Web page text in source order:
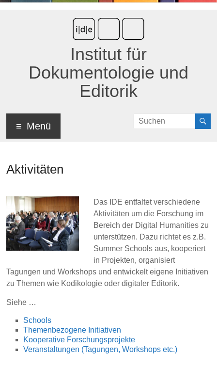
Institut für
Dokumentologie und
Editorik
Menü
Aktivitäten
Das IDE entfaltet verschiedene
Aktivitäten um die Forschung im
Bereich der Digital Humanities zu
unterstützen. Dazu richtet es z.B.
Summer Schools aus, kooperiert
in Projekten, organisiert
Tagungen und Workshops und entwickelt eigene Initiativen
zu Themen wie Kodikologie oder digitaler Editorik.
Siehe …
Schools
Themenbezogene Initiativen
Kooperative Forschungsprojekte
Veranstaltungen (Tagungen, Workshops etc.)